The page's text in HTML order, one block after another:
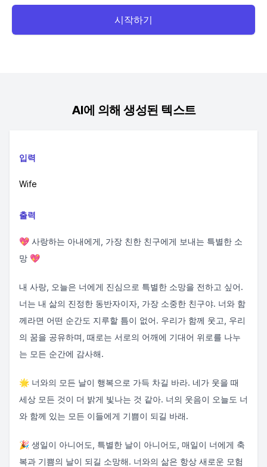
시작하기
AI에 의해 생성된 텍스트
입력
Wife
출력
💖 사랑하는 아내에게, 가장 친한 친구에게 보내는 특별한 소
망 💖
내 사랑, 오늘은 너에게 진심으로 특별한 소망을 전하고 싶어.
너는 내 삶의 진정한 동반자이자, 가장 소중한 친구야. 너와 함
께라면 어떤 순간도 지루할 틈이 없어. 우리가 함께 웃고, 우리
의 꿈을 공유하며, 때로는 서로의 어깨에 기대어 위로를 나누
는 모든 순간에 감사해.
🌟 너와의 모든 날이 행복으로 가득 차길 바라. 네가 웃을 때
세상 모든 것이 더 밝게 빛나는 것 같아. 너의 웃음이 오늘도 너
와 함께 있는 모든 이들에게 기쁨이 되길 바래.
🎉 생일이 아니어도, 특별한 날이 아니어도, 매일이 너에게 축
복과 기쁨의 날이 되길 소망해. 너와의 삶은 항상 새로운 모험